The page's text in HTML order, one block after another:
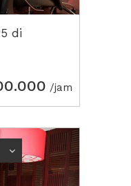
di
/jam
Next2